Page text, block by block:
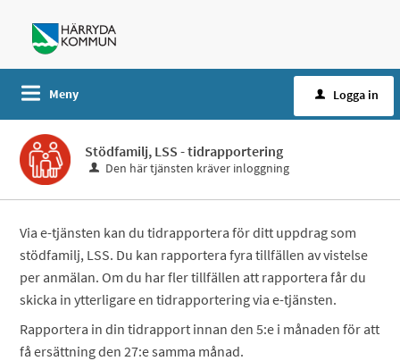
Meny Logga in
Stödfamilj, LSS - tidrapportering
Den här tjänsten kräver inloggning
Via e-tjänsten kan du tidrapportera för ditt uppdrag som
stödfamilj, LSS. Du kan rapportera fyra tillfällen av vistelse
per anmälan. Om du har fler tillfällen att rapportera får du
skicka in ytterligare en tidrapportering via e-tjänsten.
Rapportera in din tidrapport innan den 5:e i månaden för att
få ersättning den 27:e samma månad.